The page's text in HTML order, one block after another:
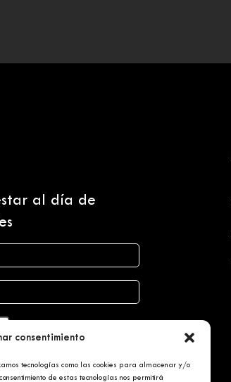
consentimiento
tecnologías como las cookies para almacenar y/o
de estas tecnologías nos permitirá
al día de